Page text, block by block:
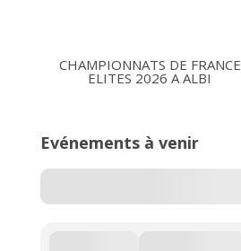
CHAMPIONNATS DE FRANCE
ELITES 2026 A ALBI
Evénements à venir